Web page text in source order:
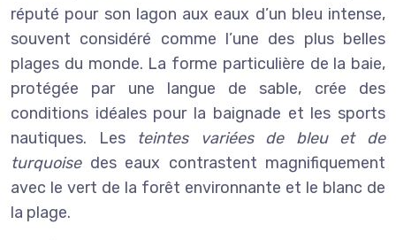
réputé pour son lagon aux eaux d’un bleu intense,
souvent considéré comme l’une des plus belles
plages du monde. La forme particulière de la baie,
protégée par une langue de sable, crée des
conditions idéales pour la baignade et les sports
nautiques. Les teintes variées de bleu et de
turquoise des eaux contrastent magnifiquement
avec le vert de la forêt environnante et le blanc de
la plage.